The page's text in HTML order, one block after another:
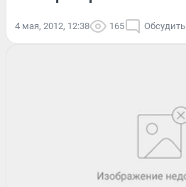
4 мая, 2012, 12:38 165 Обсудить